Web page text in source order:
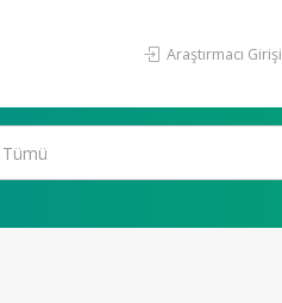
Araştırmacı Girişi